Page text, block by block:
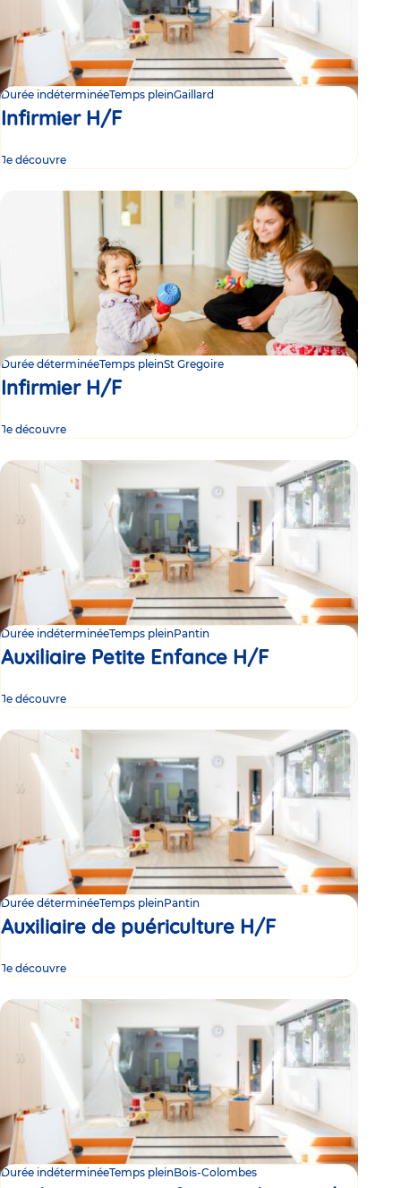
Durée indéterminéeTemps pleinGaillard
Infirmier H/F
Je découvre
Durée déterminéeTemps pleinSt Gregoire
Infirmier H/F
Je découvre
Durée indéterminéeTemps pleinPantin
Auxiliaire Petite Enfance H/F
Je découvre
Durée déterminéeTemps pleinPantin
Auxiliaire de puériculture H/F
Je découvre
Durée indéterminéeTemps pleinBois-Colombes